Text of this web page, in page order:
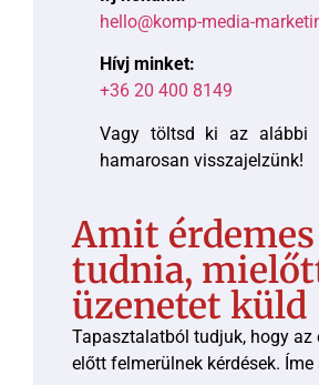
hello@komp-media-
Hívj minket:
+36 20 400 8149
Vagy töltsd ki az alábbi
hamarosan visszajelzünk!
Amit érdemes
tudnia,
üzenetet küld
Tapasztalatból tudjuk, hogy az
előtt felmerülnek kérdések.